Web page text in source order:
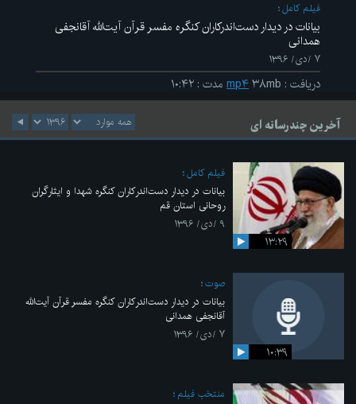
فیلم کامل
بیانات در دیدار دست‌اندرکاران کنگره مفسر قرآن آیت‌الله آقانجفی
همدانی
۷ /دی/ ۱۳۹۶
دریافت : mp۴۳۸mb مدت : ۱۰:۴۲
آخرین چندرسانه ای
۱۳:۲۹
فیلم کامل
بیانات در دیدار دست‌اندرکاران کنگره شهدا و ایثارگران
روحانی استان قم
۹ /دی/ ۱۳۹۶
۱۰:۳۹
صوت
بیانات در دیدار دست‌اندرکاران کنگره مفسر قرآن آیت‌الله
آقانجفی همدانی
۷ /دی/ ۱۳۹۶
منتخب فیلم